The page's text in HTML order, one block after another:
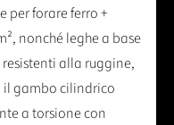
per forare ferro +
nonché leghe a base
alla ruggine,
gambo cilindrico
a torsione con